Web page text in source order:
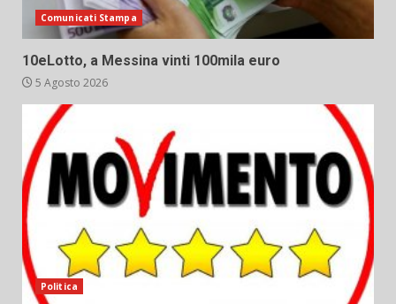
Comunicati Stampa
10eLotto, a Messina vinti 100mila euro
5 Agosto 2026
Politica